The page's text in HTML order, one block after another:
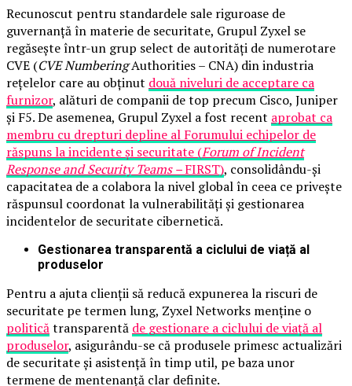
Recunoscut pentru standardele sale riguroase de
guvernanță în materie de securitate, Grupul Zyxel se
regăsește într-un grup select de autorități de numerotare
CVE (CVE NumberingAuthorities – CNA) din industria
rețelelor care au obținut două niveluri de acceptare ca
furnizor, alături de companii de top precum Cisco, Juniper
și F5. De asemenea, Grupul Zyxel a fost recent aprobat ca
membru cu drepturi depline al Forumului echipelor de
răspuns la incidente și securitate (Forum of Incident
Response and Security Teams –FIRST), consolidându-și
capacitatea de a colabora la nivel global în ceea ce privește
răspunsul coordonat la vulnerabilități și gestionarea
incidentelor de securitate cibernetică.
Gestionarea transparentă a ciclului de viață al
produselor
Pentru a ajuta clienții să reducă expunerea la riscuri de
securitate pe termen lung, Zyxel Networks menține o
politicătransparentă de gestionare a ciclului de viață al
produselor, asigurându-se că produsele primesc actualizări
de securitate și asistență în timp util, pe baza unor
termene de mentenanță clar definite.